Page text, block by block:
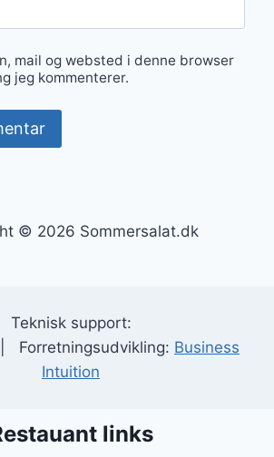
mail og websted i denne browser
jeg kommenterer.
© 2026 Sommersalat.dk
Teknisk support:
Forretningsudvikling: Business
Intuition
links